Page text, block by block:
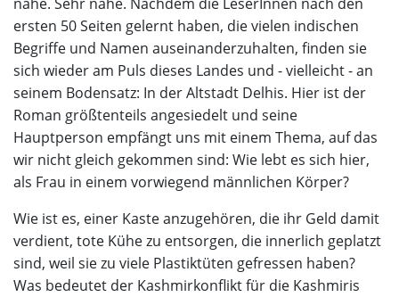
ersten 50 Seiten gelernt haben, die vielen indischen
Begriffe und Namen auseinanderzuhalten, finden sie
sich wieder am Puls dieses Landes und - vielleicht - an
seinem Bodensatz: In der Altstadt Delhis. Hier ist der
Roman größtenteils angesiedelt und seine
Hauptperson empfängt uns mit einem Thema, auf das
wir nicht gleich gekommen sind: Wie lebt es sich hier,
als Frau in einem vorwiegend männlichen Körper?
Wie ist es, einer Kaste anzugehören, die ihr Geld damit
verdient, tote Kühe zu entsorgen, die innerlich geplatzt
sind, weil sie zu viele Plastiktüten gefressen haben?
Was bedeutet der Kashmirkonflikt für die Kashmiris